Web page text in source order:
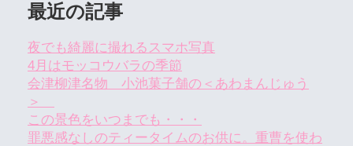
最近の記事
夜でも綺麗に撮れるスマホ写真
4月はモッコウバラの季節
会津柳津名物 小池菓子舗の＜あわまんじゅう
＞
この景色をいつまでも・・・
罪悪感なしのティータイムのお供に。重曹を使わ